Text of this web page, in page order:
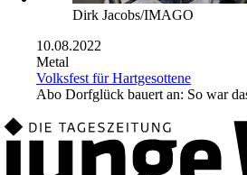
Dirk Jacobs/IMAGO
10.08.2022
Metal
Volksfest für Hartgesottene
Abo Dorfglück bauert an: So war